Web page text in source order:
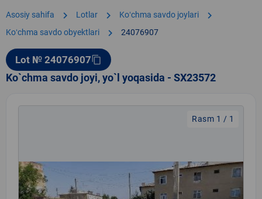
Asosiy sahifa chevron_right Lotlar chevron_right Koʻchma savdo joylari chevron_right
Koʻchma savdo obyektlari chevron_right 24076907
Lot № 24076907content_copy
Ko`chma savdo joyi, yo`l yoqasida - SX23572
Rasm 1 / 1